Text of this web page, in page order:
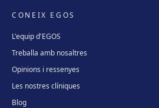
CONEIX EGOS
L'equip d'EGOS
Treballa amb nosaltres
Opinions i ressenyes
Les nostres clíniques
Blog